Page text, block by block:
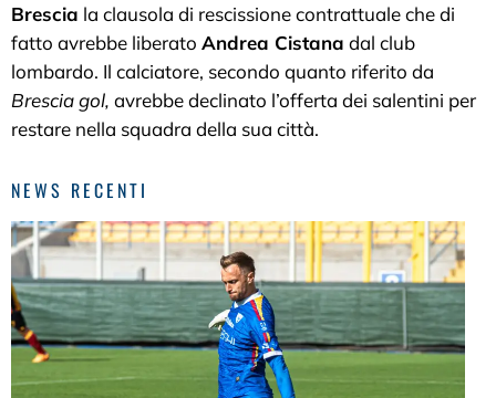
Brescia la clausola di rescissione contrattuale che di
fatto avrebbe liberato Andrea Cistana dal club
lombardo. Il calciatore, secondo quanto riferito da
Brescia gol, avrebbe declinato l’offerta dei salentini per
restare nella squadra della sua città.
NEWS RECENTI